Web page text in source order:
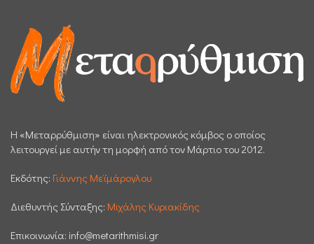
H «Μεταρρύθμιση» είναι ηλεκτρονικός κόμβος ο οποίος
λειτουργεί με αυτήν τη μορφή από τον Μάρτιο του 2012.
Εκδότης: Γιάννης Μεϊμάρογλου
Διεθυντής Σύνταξης: Μιχάλης Κυριακίδης
Επικοινωνία: info@metarithmisi.gr